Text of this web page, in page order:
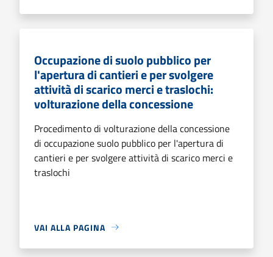
Occupazione di suolo pubblico per
l'apertura di cantieri e per svolgere
attività di scarico merci e traslochi:
volturazione della concessione
Procedimento di volturazione della concessione
di occupazione suolo pubblico per l'apertura di
cantieri e per svolgere attività di scarico merci e
traslochi
VAI ALLA PAGINA